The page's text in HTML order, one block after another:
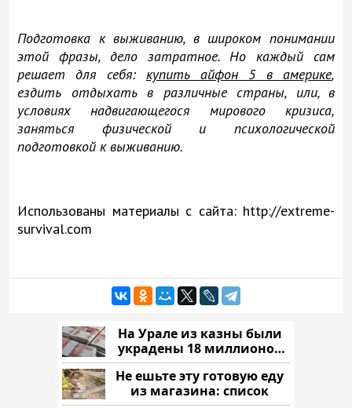
Подготовка к выживанию, в широком понимании
этой фразы, дело затратное. Но каждый сам
решает для себя: купить айфон 5 в америке,
ездить отдыхать в различные страны, или, в
условиях надвигающегося мирового кризиса,
заняться физической и психологической
подготовкой к выживанию.
Использованы материалы с сайта: http://extreme-
survival.com
На Урале из казны были
украдены 18 миллионов
рублей
Не ешьте эту готовую еду
из магазина: список